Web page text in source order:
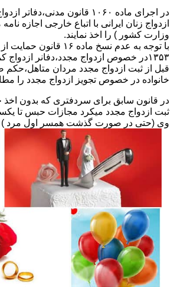
در اجرای ماده ۱۰۶۰ قانون
ازدواج زنان ایرانی با اتباع خارجی اجازه
وزارت کشور ) را اخذ نمایند.
با توجه به عدم نسخ ماده ۱۶
۱۳۵۳در خصوص ازدواج مجدد،دفانر
قبل از ثبت ازدواج مجدد مردان متاهل،حکم
خانواده در خصوص تجویز ازدواج مجدد را
در قانون سابق برای سردفتری که بدون اخذ
ثبت ازدواج مجدد میکرد مجازات حبس تا
وی (حتی در صورت گذشت همسر اول مرد )